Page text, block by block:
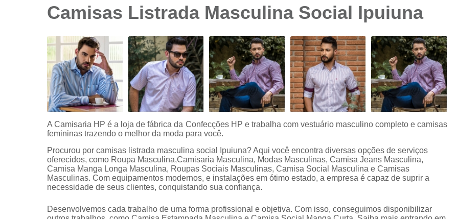
Camisas
branca
preço
Camisas
sociais
listradas
Camisas
sociais
curta
Camisas
sociais
manga
longa
Camisas
masculinas
Camisa Branca Plus Size
Camisa Jeans
Camisa Social Branca Plus Size
Camisa Social Plus Size
Camisa Xadrez Masculina Plus Size
Camisa Masculina Manga Curta Slim Fit
Camisa Slim Fit
Camisa
Camisa Social Slim Fit Masculina
Camisa
Camisa Branca Slim Masculina
Camisa Masculina Slim Fit Manga
Camisas Listrada Masculina Social Ipuiuna
A Camisaria HP é a loja de fábrica da Confecções HP e trabalha com vestuário masculino completo e camisas
femininas trazendo o melhor da moda para você.
Procurou por camisas listrada masculina social Ipuiuna? Aqui você encontra diversas opções de serviços
oferecidos, como Roupa Masculina,Camisaria Masculina, Modas Masculinas, Camisa Jeans Masculina,
Camisa Manga Longa Masculina, Roupas Sociais Masculinas, Camisa Social Masculina e Camisas
Masculinas. Com equipamentos modernos, e instalações em ótimo estado, a empresa é capaz de suprir a
necessidade de seus clientes, conquistando sua confiança.
Desenvolvemos cada trabalho de uma forma profissional e objetiva. Com isso, conseguimos disponibilizar